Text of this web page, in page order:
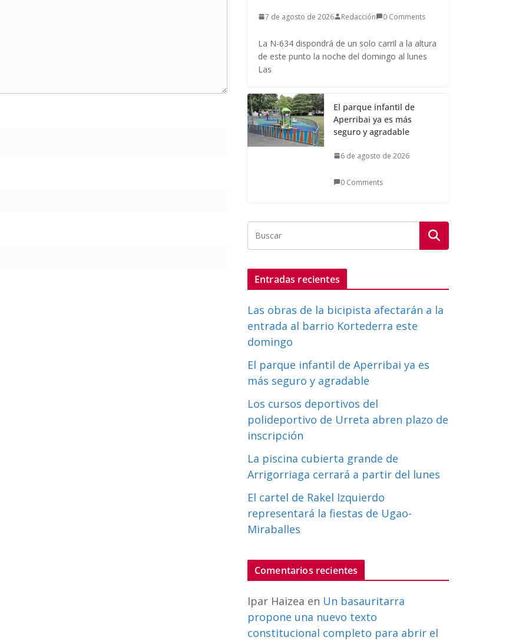
7 de agosto de 2026 Redacción 0 Comments
La N-634 dispondrá de un solo carril a la altura
de este punto la noche del domingo al lunes
Las
El parque infantil de
Aperribai ya es más
seguro y agradable
6 de agosto de 2026
0 Comments
Entradas recientes
Las obras de la bicipista afectarán a la
entrada al barrio Kortederra este
domingo
El parque infantil de Aperribai ya es
más seguro y agradable
Los cursos deportivos del
polideportivo de Urreta abren plazo de
inscripción
La piscina cubierta grande de
Arrigorriaga cerrará a partir del lunes
El cartel de Rakel Izquierdo
representará la fiestas de Ugao-
Miraballes
Comentarios recientes
Ipar Haizea en Un basauritarra
propone una nuevo texto
constitucional completo para abrir el